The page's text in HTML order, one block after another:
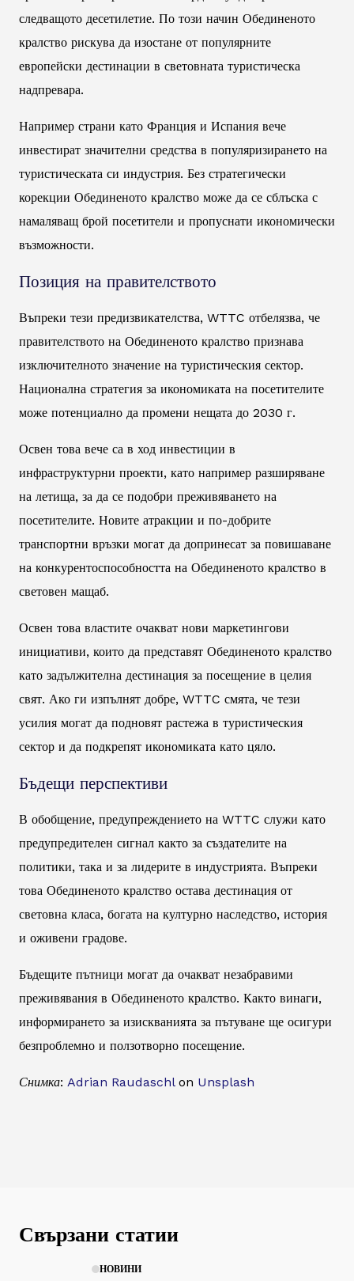
следващото десетилетие. По този начин Обединеното
кралство рискува да изостане от популярните
европейски дестинации в световната туристическа
надпревара.
Например страни като Франция и Испания вече
инвестират значителни средства в популяризирането на
туристическата си индустрия. Без стратегически
корекции Обединеното кралство може да се сблъска с
намаляващ брой посетители и пропуснати икономически
възможности.
Позиция на правителството
Въпреки тези предизвикателства, WTTC отбелязва, че
правителството на Обединеното кралство признава
изключителното значение на туристическия сектор.
Национална стратегия за икономиката на посетителите
може потенциално да промени нещата до 2030 г.
Освен това вече са в ход инвестиции в
инфраструктурни проекти, като например разширяване
на летища, за да се подобри преживяването на
посетителите. Новите атракции и по-добрите
транспортни връзки могат да допринесат за повишаване
на конкурентоспособността на Обединеното кралство в
световен мащаб.
Освен това властите очакват нови маркетингови
инициативи, които да представят Обединеното кралство
като задължителна дестинация за посещение в целия
свят. Ако ги изпълнят добре, WTTC смята, че тези
усилия могат да подновят растежа в туристическия
сектор и да подкрепят икономиката като цяло.
Бъдещи перспективи
В обобщение, предупреждението на WTTC служи като
предупредителен сигнал както за създателите на
политики, така и за лидерите в индустрията. Въпреки
това Обединеното кралство остава дестинация от
световна класа, богата на културно наследство, история
и оживени градове.
Бъдещите пътници могат да очакват незабравими
преживявания в Обединеното кралство. Както винаги,
информирането за изискванията за пътуване ще осигури
безпроблемно и ползотворно посещение.
Снимка: Adrian Raudaschlon Unsplash
Свързани статии
НОВИНИ